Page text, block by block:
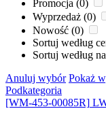
Promocja (0)
Wyprzedaż (0)
Nowość (0)
Sortuj według
Sortuj według
Anuluj wybór Pokaż
Podkategoria
[WM-453-00085R]